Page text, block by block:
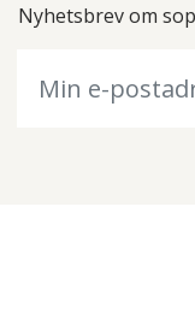
Nyhetsbrev om